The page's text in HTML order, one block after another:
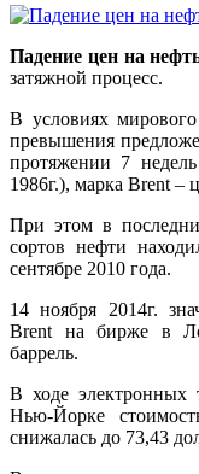
Падение цен на
затяжной процесс.
В условиях мирового
превышения
протяжении 7
1986г.), марка Brent –
При этом в
сортов нефти
сентябре 2010 года.
14 ноября 2014г.
Brent на бирже в
баррель.
В ходе
Нью-Йорке
снижалась до 73,43